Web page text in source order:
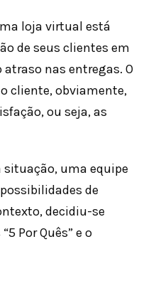
loja virtual está
de seus clientes em
nas entregas. O
cliente, obviamente,
ou seja, as
situação, uma equipe
de
decidiu-se
Por Quês” e o